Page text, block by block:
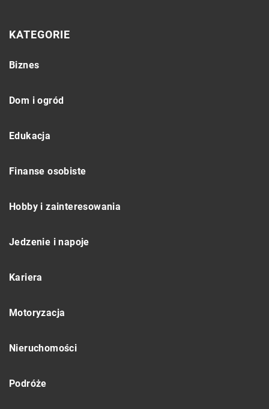
KATEGORIE
Biznes
Dom i ogród
Edukacja
Finanse osobiste
Hobby i zainteresowania
Jedzenie i napoje
Kariera
Motoryzacja
Nieruchomości
Podróże